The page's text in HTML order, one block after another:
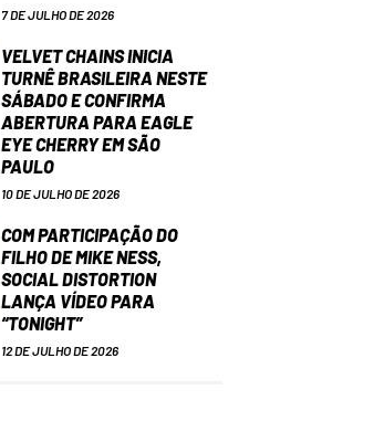
7 DE JULHO DE 2026
VELVET CHAINS INICIA
TURNÊ BRASILEIRA NESTE
SÁBADO E CONFIRMA
ABERTURA PARA EAGLE
EYE CHERRY EM SÃO
PAULO
10 DE JULHO DE 2026
COM PARTICIPAÇÃO DO
FILHO DE MIKE NESS,
SOCIAL DISTORTION
LANÇA VÍDEO PARA
“TONIGHT”
12 DE JULHO DE 2026